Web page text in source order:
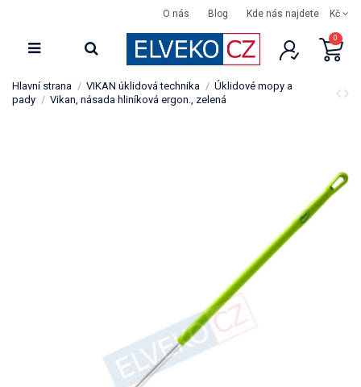
O nás Blog Kde nás najdete Kč
0
Hlavní strana VIKAN úklidová technika
Úklidové mopy a
pady
Vikan, násada hliníková ergon., zelená